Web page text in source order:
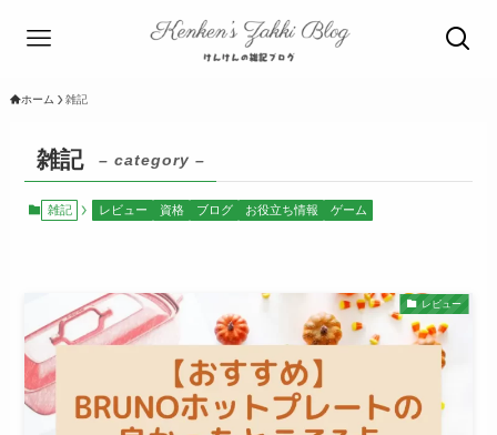
ホーム 雑記
雑記 – category –
雑記 レビュー 資格 ブログ お役立ち情報 ゲーム
レビュー